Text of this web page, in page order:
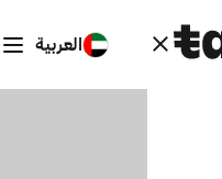
العربية